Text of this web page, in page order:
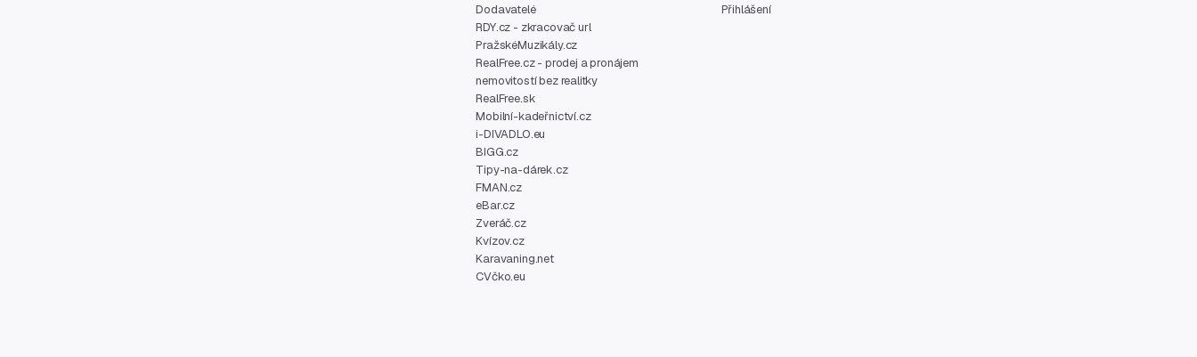
Dodavatelé
RDY.cz - zkracovač url
PražskéMuzikály.cz
RealFree.cz - prodej a pronájem
nemovitostí bez realitky
RealFree.sk
Mobilní-kadeřnictví.cz
i-DIVADLO.eu
BIGG.cz
Tipy-na-dárek.cz
FMAN.cz
eBar.cz
Zveráč.cz
Kvízov.cz
Karavaning.net
CVčko.eu
Přihlášení